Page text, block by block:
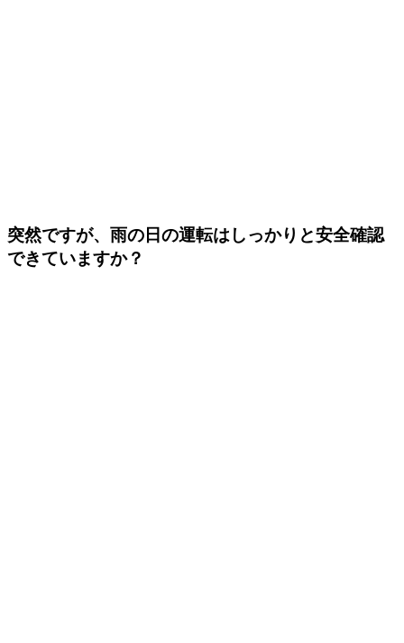
突然ですが、雨の日の運転はしっかりと安全確認
できていますか？